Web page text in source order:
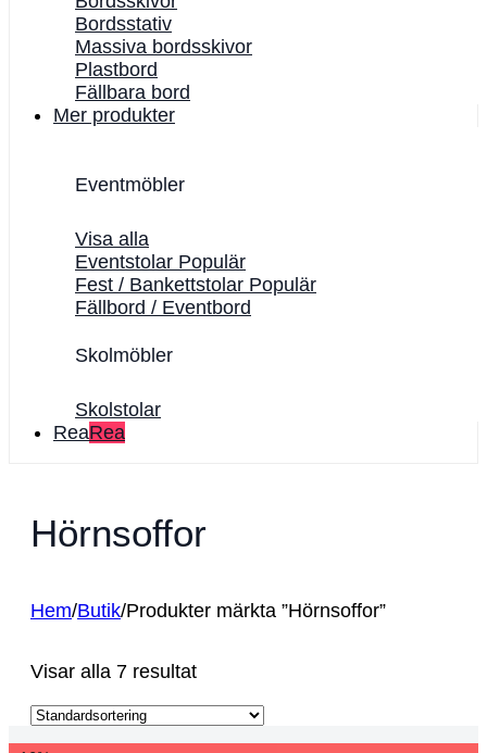
Bordsstativ
Massiva bordsskivor
Plastbord
Fällbara bord
Mer produkter
Eventmöbler
Visa alla
Eventstolar
Fest / Bankettstolar
Fällbord / Eventbord
Skolmöbler
Skolstolar
Rea
Hörnsoffor
Hem/Butik/Produkter märkta ”Hörnsoffor”
Visar alla 7 resultat